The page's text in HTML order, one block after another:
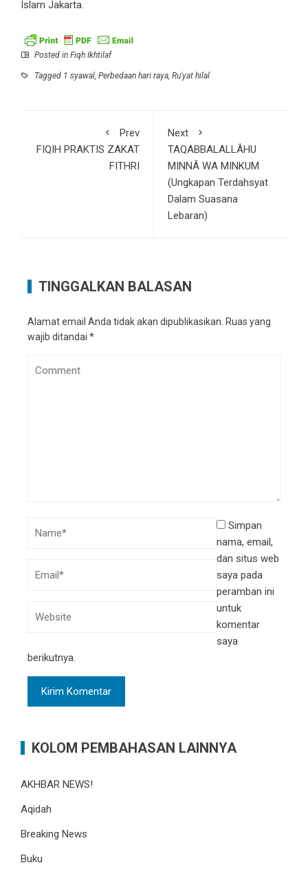
Islam Jakarta.
Posted in Fiqh Ikhtilaf
Tagged 1 syawal Perbedaan hari raya Ru'yat hilal
Prev
FIQIH PRAKTIS ZAKAT
FITHRI
Next
TAQABBALALLÂHU
MINNÂ WA MINKUM
(Ungkapan Terdahsyat
Dalam Suasana
Lebaran)
TINGGALKAN BALASAN
Alamat email Anda tidak akan dipublikasikan. Ruas yang
wajib ditandai *
Simpan
nama, email,
dan situs web
saya pada
peramban ini
untuk
komentar
saya
berikutnya.
KOLOM PEMBAHASAN LAINNYA
AKHBAR NEWS!
Aqidah
Breaking News
Buku